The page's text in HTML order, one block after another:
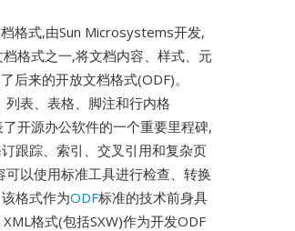
格式,由Sun Microsystems开发,
格式之一,将文档内容、样式、元
来的开放文档格式(ODF)。
表、表格、脚注和行内格
开源办公软件的一个重要里程碑,
跟踪、索引、交叉引用和复杂页
以使用标准工具进行检查、转换
格式作为ODF标准的技术前身具
格式(包括SXW)作为开发ODF